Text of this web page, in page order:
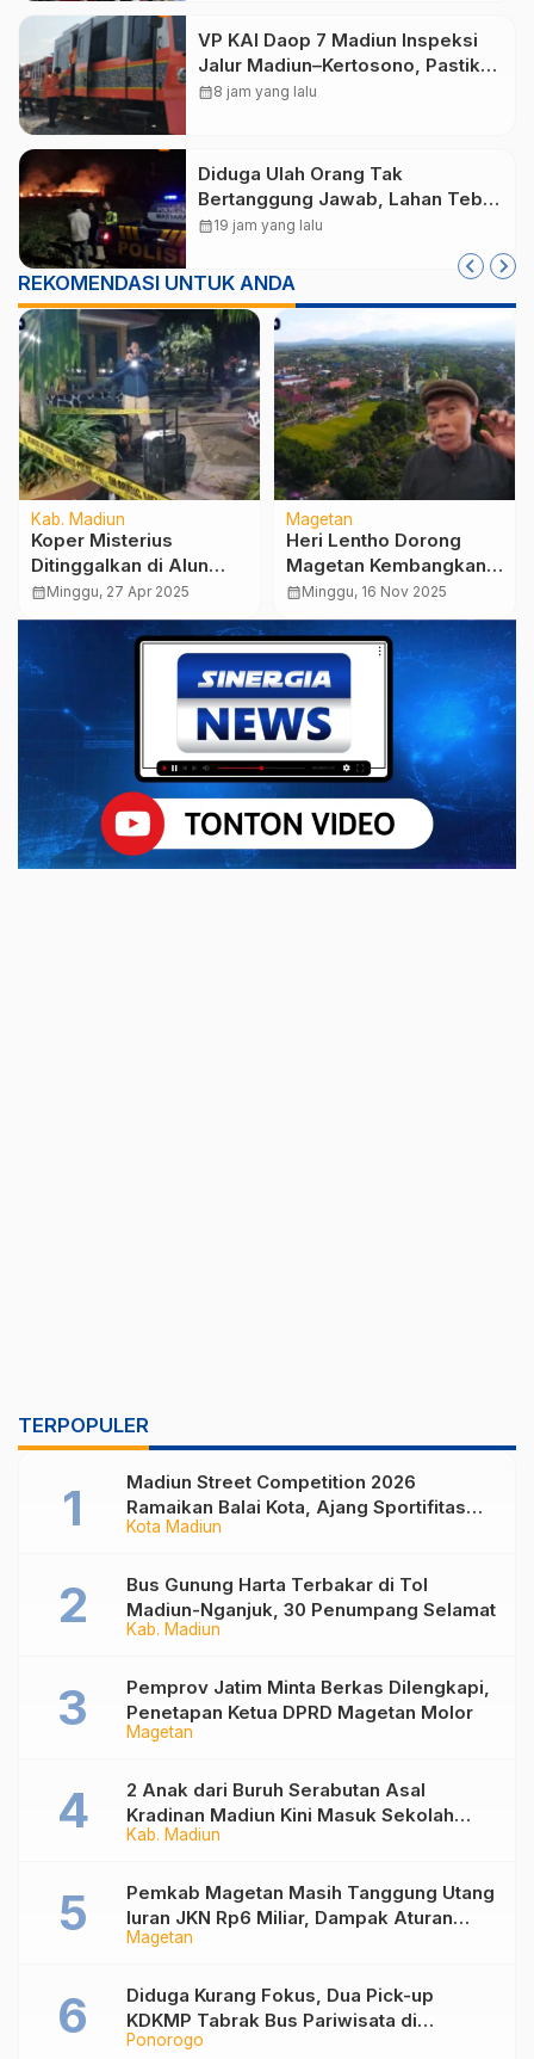
VP KAI Daop 7 Madiun Inspeksi
Jalur Madiun–Kertosono, Pastikan
Keselamatan Perjalanan Kereta
calendar_month8 jam yang lalu
Diduga Ulah Orang Tak
Bertanggung Jawab, Lahan Tebu
Seluas 2 Hektare di Plunturan
calendar_month19 jam yang lalu
REKOMENDASI UNTUK ANDA
Kab. Madiun
Koper Misterius
Ditinggalkan di Alun
Alun Caruban, Polisi
Pasang Police Line
calendar_monthMinggu, 27 Apr 2025
Magetan
Heri Lentho Dorong
Magetan Kembangkan
Event Wisata Nasional
Berbasis Budaya Lokal
calendar_monthMinggu, 16 Nov 2025
TERPOPULER
Kota Madiun
Madiun Street Competition 2026
Ramaikan Balai Kota, Ajang Sportifitas
Anak Muda dari Basket 3×3 hingga Mural
Kab. Madiun
Bus Gunung Harta Terbakar di Tol
Madiun-Nganjuk, 30 Penumpang Selamat
Magetan
Pemprov Jatim Minta Berkas Dilengkapi,
Penetapan Ketua DPRD Magetan Molor
Kab. Madiun
2 Anak dari Buruh Serabutan Asal
Kradinan Madiun Kini Masuk Sekolah
Rakyat
Magetan
Pemkab Magetan Masih Tanggung Utang
Iuran JKN Rp6 Miliar, Dampak Aturan
Berlaku Surut dan Tekanan Fiskal
Ponorogo
Diduga Kurang Fokus, Dua Pick-up
KDKMP Tabrak Bus Pariwisata di
Sukorejo Ponorogo